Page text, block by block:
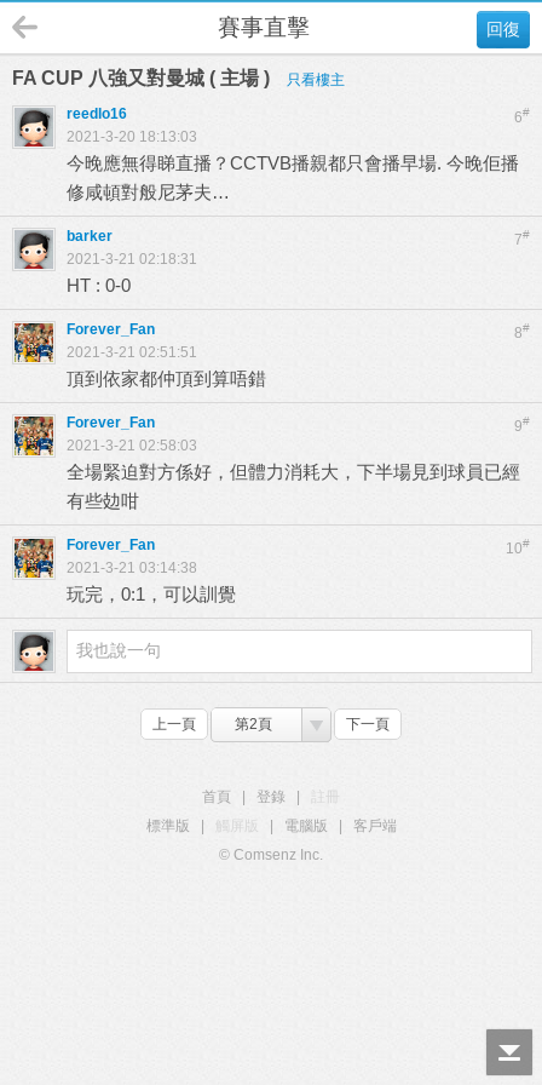
回復
賽事直擊
FA CUP 八強又對曼城 ( 主場 ) 只看樓主
6#
reedlo16
2021-3-20 18:13:03
今晚應無得睇直播？CCTVB播親都只會播早場. 今晚佢播
修咸頓對般尼茅夫…
7#
barker
2021-3-21 02:18:31
HT : 0-0
8#
Forever_Fan
2021-3-21 02:51:51
頂到依家都仲頂到算唔錯
9#
Forever_Fan
2021-3-21 02:58:03
全場緊迫對方係好，但體力消耗大，下半場見到球員已經
有些攰咁
10#
Forever_Fan
2021-3-21 03:14:38
玩完，0:1，可以訓覺
上一頁 第2頁 下一頁
首頁 登錄
標準版
觸屏版 電腦版
客戶端
© Comsenz Inc.